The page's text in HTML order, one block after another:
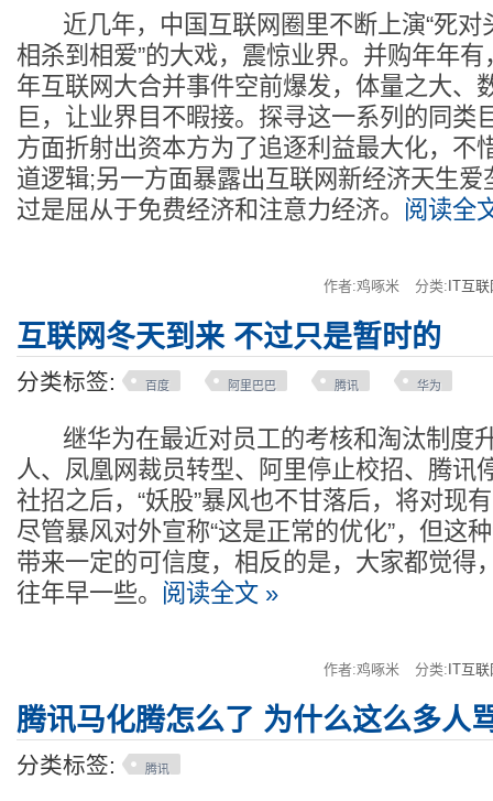
近几年，中国互联网圈里不断上演“死对
相杀到相爱”的大戏，震惊业界。并购年年
年互联网大合并事件空前爆发，体量之大、
巨，让业界目不暇接。探寻这一系列的同类
方面折射出资本方为了追逐利益最大化，不
道逻辑;另一方面暴露出互联网新经济天生爱
过是屈从于免费经济和注意力经济。 阅读全
作者:鸡啄米 分类: IT互
互联网冬天到来 不过只是暂时的
分类标签: 百度 阿里巴巴 腾讯 华为
继华为在最近对员工的考核和淘汰制度
人、凤凰网裁员转型、阿里停止校招、腾讯
社招之后，“妖股”暴风也不甘落后，将对现
尽管暴风对外宣称“这是正常的优化”，但这
带来一定的可信度，相反的是，大家都觉得
往年早一些。 阅读全文 »
作者:鸡啄米 分类: IT互
腾讯马化腾怎么了 为什么这么多人
分类标签: 腾讯